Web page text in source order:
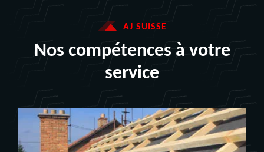
AJ SUISSE
Nos compétences à votre
service